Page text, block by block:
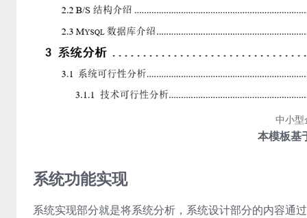
中小型
本模板基
系统功能实现
系统实现部分就是将系统分析，系统设计部分的内容通